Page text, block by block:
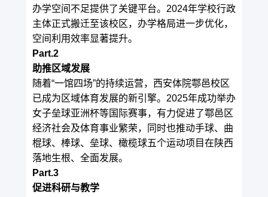
办学空间不足提供了关键平台。2024年学校行政
主体正式搬迁至该校区，办学格局进一步优化，
空间利用效率显著提升。
Part.2
助推区域发展
随着“一馆四场”的持续运营，西安体院鄠邑校区
已成为区域体育发展的新引擎。2025年成功举办
女子垒球亚洲杯等国际赛事，有力促进了鄠邑区
经济社会及体育事业繁荣，同时也推动手球、曲
棍球、棒球、垒球、橄榄球五个运动项目在陕西
落地生根、全面发展。
Part.3
促进科研与教学